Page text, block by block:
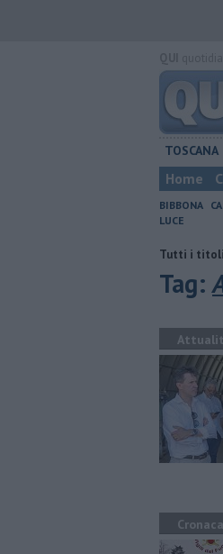
TOSCANA
Home
BIBBONA
LUCE
Tutti i
Cultura diffusa, tappa sulla
Tag:
Cronaca